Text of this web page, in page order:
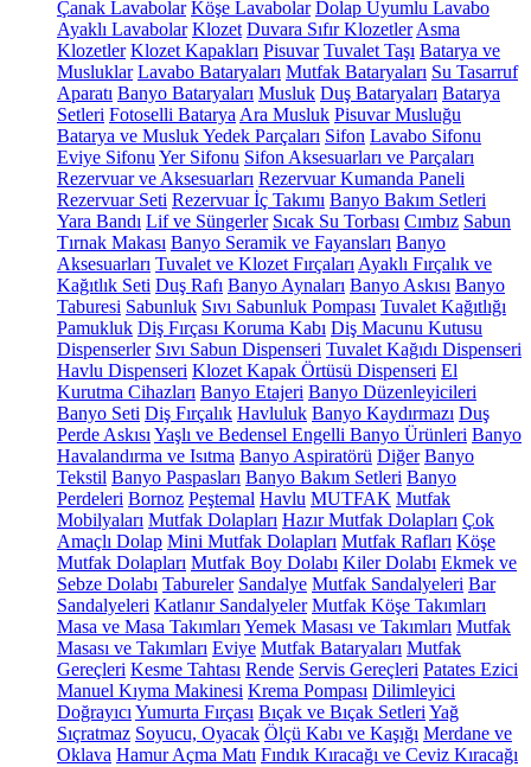
Çanak Lavabolar Köşe Lavabolar Dolap Uyumlu Lavabo
Ayaklı Lavabolar Klozet Duvara Sıfır Klozetler Asma
Klozetler Klozet Kapakları Pisuvar Tuvalet Taşı Batarya ve
Musluklar Lavabo Bataryaları Mutfak Bataryaları Su Tasarruf
Aparatı Banyo Bataryaları Musluk Duş Bataryaları Batarya
Setleri Fotoselli Batarya Ara Musluk Pisuvar Musluğu
Batarya ve Musluk Yedek Parçaları Sifon Lavabo Sifonu
Eviye Sifonu Yer Sifonu Sifon Aksesuarları ve Parçaları
Rezervuar ve Aksesuarları Rezervuar Kumanda Paneli
Rezervuar Seti Rezervuar İç Takımı Banyo Bakım Setleri
Yara Bandı Lif ve Süngerler Sıcak Su Torbası Cımbız Sabun
Tırnak Makası Banyo Seramik ve Fayansları Banyo
Aksesuarları Tuvalet ve Klozet Fırçaları Ayaklı Fırçalık ve
Kağıtlık Seti Duş Rafı Banyo Aynaları Banyo Askısı Banyo
Taburesi Sabunluk Sıvı Sabunluk Pompası Tuvalet Kağıtlığı
Pamukluk Diş Fırçası Koruma Kabı Diş Macunu Kutusu
Dispenserler Sıvı Sabun Dispenseri Tuvalet Kağıdı Dispenseri
Havlu Dispenseri Klozet Kapak Örtüsü Dispenseri El
Kurutma Cihazları Banyo Etajeri Banyo Düzenleyicileri
Banyo Seti Diş Fırçalık Havluluk Banyo Kaydırmazı Duş
Perde Askısı Yaşlı ve Bedensel Engelli Banyo Ürünleri Banyo
Havalandırma ve Isıtma Banyo Aspiratörü Diğer Banyo
Tekstil Banyo Paspasları Banyo Bakım Setleri Banyo
Perdeleri Bornoz Peştemal Havlu MUTFAK Mutfak
Mobilyaları Mutfak Dolapları Hazır Mutfak Dolapları Çok
Amaçlı Dolap Mini Mutfak Dolapları Mutfak Rafları Köşe
Mutfak Dolapları Mutfak Boy Dolabı Kiler Dolabı Ekmek ve
Sebze Dolabı Tabureler Sandalye Mutfak Sandalyeleri Bar
Sandalyeleri Katlanır Sandalyeler Mutfak Köşe Takımları
Masa ve Masa Takımları Yemek Masası ve Takımları Mutfak
Masası ve Takımları Eviye Mutfak Bataryaları Mutfak
Gereçleri Kesme Tahtası Rende Servis Gereçleri Patates Ezici
Manuel Kıyma Makinesi Krema Pompası Dilimleyici
Doğrayıcı Yumurta Fırçası Bıçak ve Bıçak Setleri Yağ
Sıçratmaz Soyucu, Oyacak Ölçü Kabı ve Kaşığı Merdane ve
Oklava Hamur Açma Matı Fındık Kıracağı ve Ceviz Kıracağı